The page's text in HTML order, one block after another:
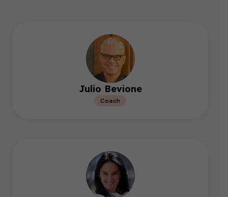
Julio Bevione
Coach